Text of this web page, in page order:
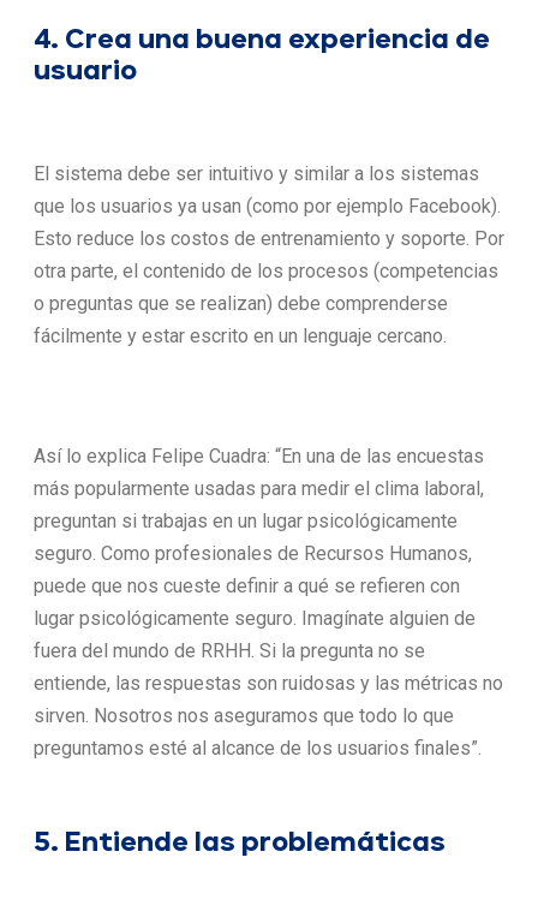
4. Crea una buena experiencia de
usuario
El sistema debe ser intuitivo y similar a los sistemas
que los usuarios ya usan (como por ejemplo Facebook).
Esto reduce los costos de entrenamiento y soporte. Por
otra parte, el contenido de los procesos (competencias
o preguntas que se realizan) debe comprenderse
fácilmente y estar escrito en un lenguaje cercano.
Así lo explica Felipe Cuadra: “En una de las encuestas
más popularmente usadas para medir el clima laboral,
preguntan si trabajas en un lugar psicológicamente
seguro. Como profesionales de Recursos Humanos,
puede que nos cueste definir a qué se refieren con
lugar psicológicamente seguro. Imagínate alguien de
fuera del mundo de RRHH. Si la pregunta no se
entiende, las respuestas son ruidosas y las métricas no
sirven. Nosotros nos aseguramos que todo lo que
preguntamos esté al alcance de los usuarios finales”.
5. Entiende las problemáticas